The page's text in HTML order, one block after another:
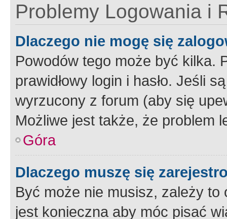
Problemy Logowania i
Dlaczego nie mogę się
Powodów tego może być kilka.
prawidłowy login i hasło. Jeśli
wyrzucony z forum (aby się
Możliwe jest także, że problem
Góra
Dlaczego muszę się
Być może nie musisz, zależy
jest konieczna aby móc pisać